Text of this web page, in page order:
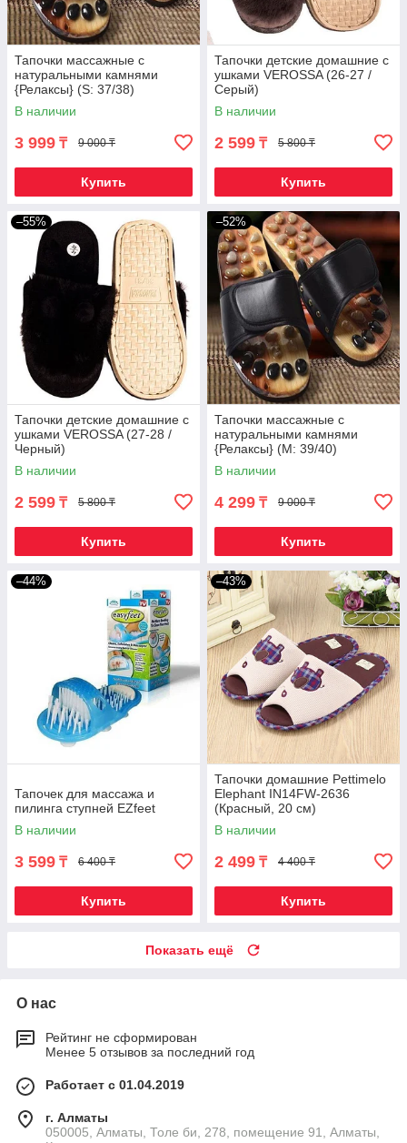
Тапочки массажные c
натуральными камнями
{Релаксы} (S: 37/38)
В наличии
3 999 ₸ 9 000 ₸
Купить
Тапочки детские домашние с
ушками VEROSSA (26-27 /
Серый)
В наличии
2 599 ₸ 5 800 ₸
Купить
–55%
Тапочки детские домашние с
ушками VEROSSA (27-28 /
Черный)
В наличии
2 599 ₸ 5 800 ₸
Купить
–52%
Тапочки массажные c
натуральными камнями
{Релаксы} (М: 39/40)
В наличии
4 299 ₸ 9 000 ₸
Купить
–44%
Тапочек для массажа и
пилинга ступней EZfeet
В наличии
3 599 ₸ 6 400 ₸
Купить
–43%
Тапочки домашние Pettimelo
Elephant IN14FW-2636
(Красный, 20 см)
В наличии
2 499 ₸ 4 400 ₸
Купить
Показать ещё
О нас
Рейтинг не сформирован
Менее 5 отзывов за последний год
Работает с 01.04.2019
г. Алматы
050005, Алматы, Толе би, 278, помещение 91, Алматы,